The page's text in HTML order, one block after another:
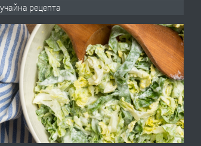
рецепта